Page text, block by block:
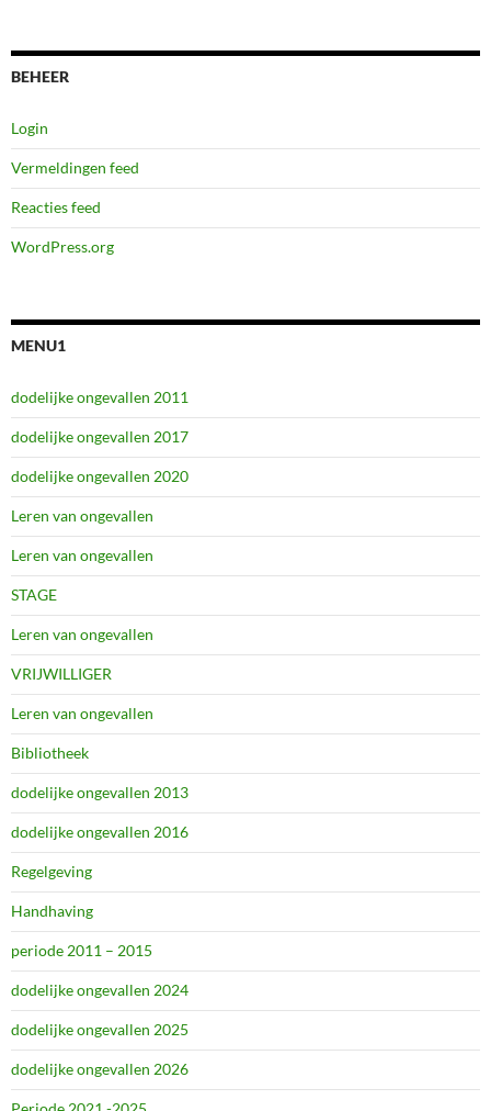
BEHEER
Login
Vermeldingen feed
Reacties feed
WordPress.org
MENU1
dodelijke ongevallen 2011
dodelijke ongevallen 2017
dodelijke ongevallen 2020
Leren van ongevallen
Leren van ongevallen
STAGE
Leren van ongevallen
VRIJWILLIGER
Leren van ongevallen
Bibliotheek
dodelijke ongevallen 2013
dodelijke ongevallen 2016
Regelgeving
Handhaving
periode 2011 – 2015
dodelijke ongevallen 2024
dodelijke ongevallen 2025
dodelijke ongevallen 2026